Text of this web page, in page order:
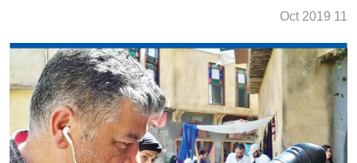
الأقسام
Skip
to
Search
11 Oct 2019